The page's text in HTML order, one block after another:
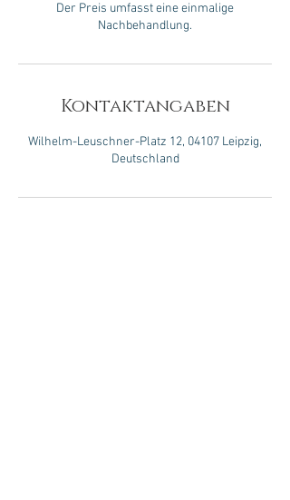
Der Preis umfasst eine einmalige
Nachbehandlung.
Kontaktangaben
Wilhelm-Leuschner-Platz 12, 04107 Leipzig,
Deutschland